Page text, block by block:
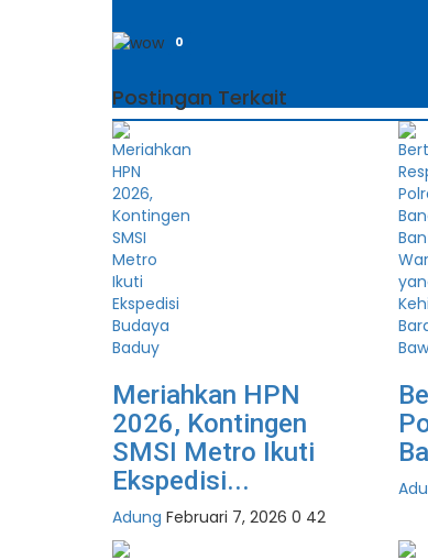
0
Postingan Terkait
Meriahkan HPN
2026, Kontingen
SMSI Metro Ikuti
Ekspedisi...
Adung Februari 7, 2026 0 42